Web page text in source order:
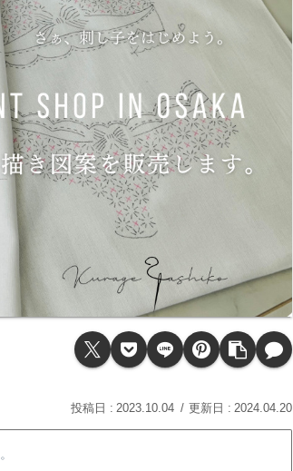
2023.10.04 2024.04.20